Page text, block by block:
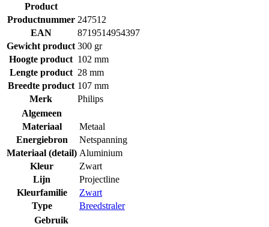
Product
Productnummer 247512
EAN
8719514954397
Gewicht product 300 gr
Hoogte product 102 mm
Lengte product 28 mm
Breedte product 107 mm
Merk
Philips
Algemeen
Materiaal
Metaal
Energiebron
Netspanning
Materiaal (detail) Aluminium
Kleur
Zwart
Lijn
Projectline
Kleurfamilie
Zwart
Type
Breedstraler
Gebruik